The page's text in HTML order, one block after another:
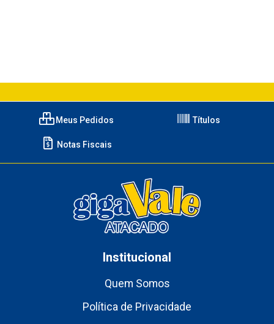
Meus Pedidos Títulos
Notas Fiscais
Institucional
Quem Somos
Política de Privacidade